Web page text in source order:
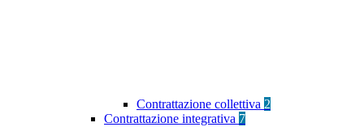
Contrattazione collettiva 2
Contrattazione integrativa 7